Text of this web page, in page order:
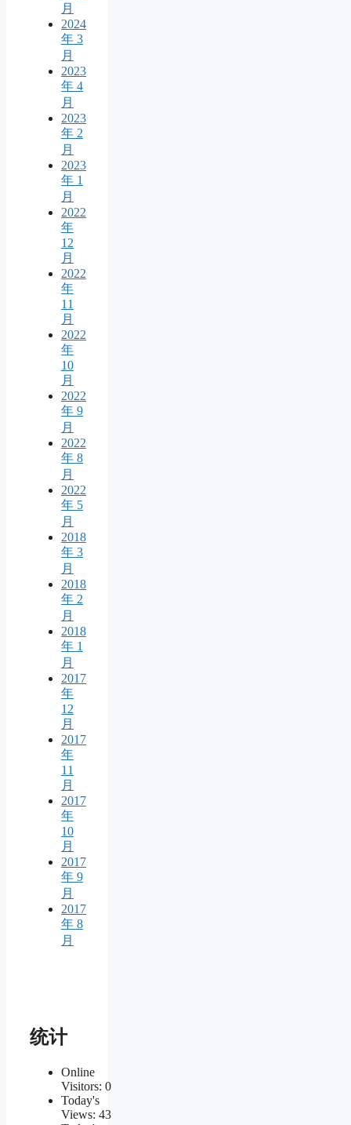
月
2024
年 3
月
2023
年 4
月
2023
年 2
月
2023
年 1
月
2022
年
12
月
2022
年
11
月
2022
年
10
月
2022
年 9
月
2022
年 8
月
2022
年 5
月
2018
年 3
月
2018
年 2
月
2018
年 1
月
2017
年
12
月
2017
年
11
月
2017
年
10
月
2017
年 9
月
2017
年 8
月
统计
Online
Visitors: 0
Today's
Views: 43